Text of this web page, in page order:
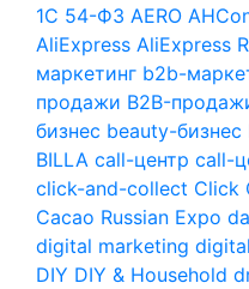
1С 54-ФЗ AERO
AliExpress AliExpress
маркетинг b2b-
продажи B2B-
бизнес beauty-бизнес
BILLA call-центр call-
click-and-collect Click
Cacao Russian Expo
digital marketing
DIY DIY & Household